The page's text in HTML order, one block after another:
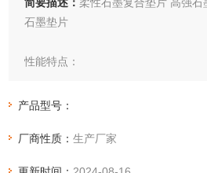
石墨垫片
性能特点：
绕，焊接端点而成。
质等接触的管道、法兰、阀门、泵进
产品型号：
厂商性质：生产厂家